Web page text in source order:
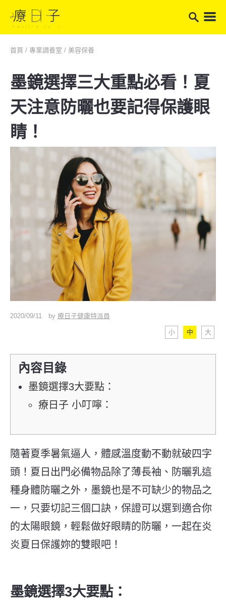
首頁 / 專業調養室 / 美容保養
墨鏡選擇三大重點必看！夏
天注意防曬也要記得保護眼
睛！
2020/09/11 by 療日子健康特派員
小 中 大
內容目錄
墨鏡選擇3大要點：
療日子 小叮嚀：
隨著夏季暑氣逼人，體感溫度動不動就破四字
頭！夏日出門必備物品除了薄長袖、防曬乳這
種身體防曬之外，墨鏡也是不可缺少的物品之
一，只要切記三個口訣，保證可以選到適合你
的太陽眼鏡，輕鬆做好眼睛的防曬，一起在炎
炎夏日保護妳的雙眼吧！
墨鏡選擇3大要點：